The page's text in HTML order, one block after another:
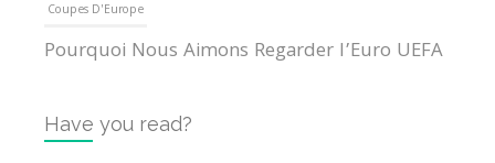
Coupes D'Europe
Pourquoi Nous Aimons Regarder l’Euro UEFA
Internationales
Have you read?